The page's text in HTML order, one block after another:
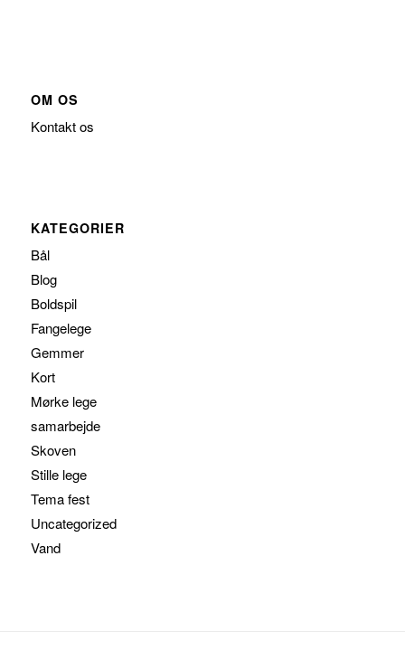
OM OS
Kontakt os
KATEGORIER
Bål
Blog
Boldspil
Fangelege
Gemmer
Kort
Mørke lege
samarbejde
Skoven
Stille lege
Tema fest
Uncategorized
Vand